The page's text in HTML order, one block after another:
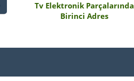
Tv Elektronik Parçalarında
Birinci Adres